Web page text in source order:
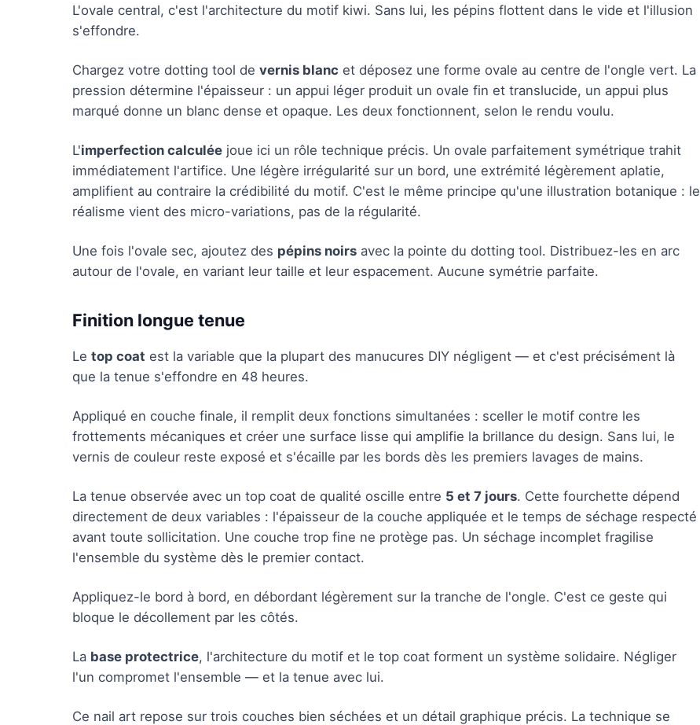
L'ovale central, c'est l'architecture du motif kiwi. Sans lui, les pépins flottent dans le vide et l'illusion
s'effondre.
Chargez votre dotting tool de vernis blanc et déposez une forme ovale au centre de l'ongle vert. La
pression détermine l'épaisseur : un appui léger produit un ovale fin et translucide, un appui plus
marqué donne un blanc dense et opaque. Les deux fonctionnent, selon le rendu voulu.
L'imperfection calculée joue ici un rôle technique précis. Un ovale parfaitement symétrique trahit
immédiatement l'artifice. Une légère irrégularité sur un bord, une extrémité légèrement aplatie,
amplifient au contraire la crédibilité du motif. C'est le même principe qu'une illustration botanique : le
réalisme vient des micro-variations, pas de la régularité.
Une fois l'ovale sec, ajoutez des pépins noirs avec la pointe du dotting tool. Distribuez-les en arc
autour de l'ovale, en variant leur taille et leur espacement. Aucune symétrie parfaite.
Finition longue tenue
Le top coat est la variable que la plupart des manucures DIY négligent — et c'est précisément là
que la tenue s'effondre en 48 heures.
Appliqué en couche finale, il remplit deux fonctions simultanées : sceller le motif contre les
frottements mécaniques et créer une surface lisse qui amplifie la brillance du design. Sans lui, le
vernis de couleur reste exposé et s'écaille par les bords dès les premiers lavages de mains.
La tenue observée avec un top coat de qualité oscille entre 5 et 7 jours. Cette fourchette dépend
directement de deux variables : l'épaisseur de la couche appliquée et le temps de séchage respecté
avant toute sollicitation. Une couche trop fine ne protège pas. Un séchage incomplet fragilise
l'ensemble du système dès le premier contact.
Appliquez-le bord à bord, en débordant légèrement sur la tranche de l'ongle. C'est ce geste qui
bloque le décollement par les côtés.
La base protectrice, l'architecture du motif et le top coat forment un système solidaire. Négliger
l'un compromet l'ensemble — et la tenue avec lui.
Ce nail art repose sur trois couches bien séchées et un détail graphique précis. La technique se